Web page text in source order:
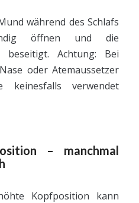
während des Schlafs
öffnen und die
beseitigt. Achtung: Bei
oder Atemaussetzer
keinesfalls verwendet
– manchmal
Kopfposition kann